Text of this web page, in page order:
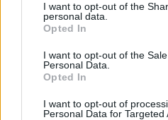
not limited to your visit or usage
grant or deny consent to
use your data for below
consent section.
I want to opt-out of the
personal data.
Opted In
I want to opt-out of the
Personal Data.
Opted In
I want to opt-out of
Personal Data for Targeted